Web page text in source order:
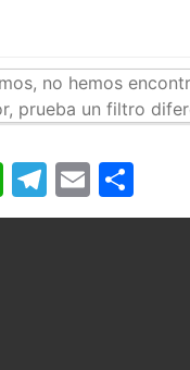
no hemos
prueba un filtro
WhatsApp
Telegram
Email